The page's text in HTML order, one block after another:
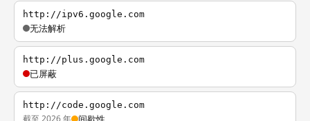
http://ipv6.google.com
无法解析
http://plus.google.com
已屏蔽
http://code.google.com
截至 2026 年